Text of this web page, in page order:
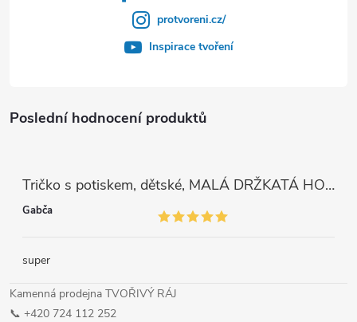
Poslední hodnocení produktů
Tričko s potiskem, dětské, MALÁ DRŽKATÁ HOLKA, 1 ks
Gabča
super
Kamenná prodejna TVOŘIVÝ RÁJ
📞 +420 724 112 252
protvoreni.cz/
Inspirace tvoření